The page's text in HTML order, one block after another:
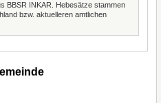
BBSR INKAR. Hebesätze stammen
bzw. aktuelleren amtlichen